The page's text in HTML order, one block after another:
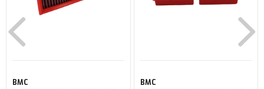
BMC
BMC